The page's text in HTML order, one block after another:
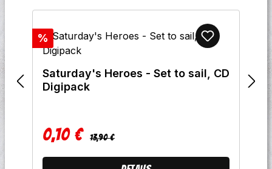
Rabatt
%
Saturday's Heroes - Set to sail, CD
Digipack
Verkaufspreis:
0,10 € Regulärer Preis:
13,90 €